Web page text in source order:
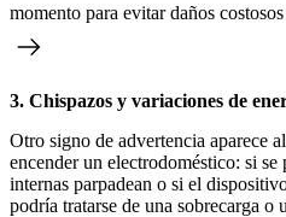
momento para evitar daños costosos
3. Chispazos y variaciones de
Otro signo de advertencia aparece
encender un electrodoméstico: si
internas parpadean o si el
podría tratarse de una sobrecarga